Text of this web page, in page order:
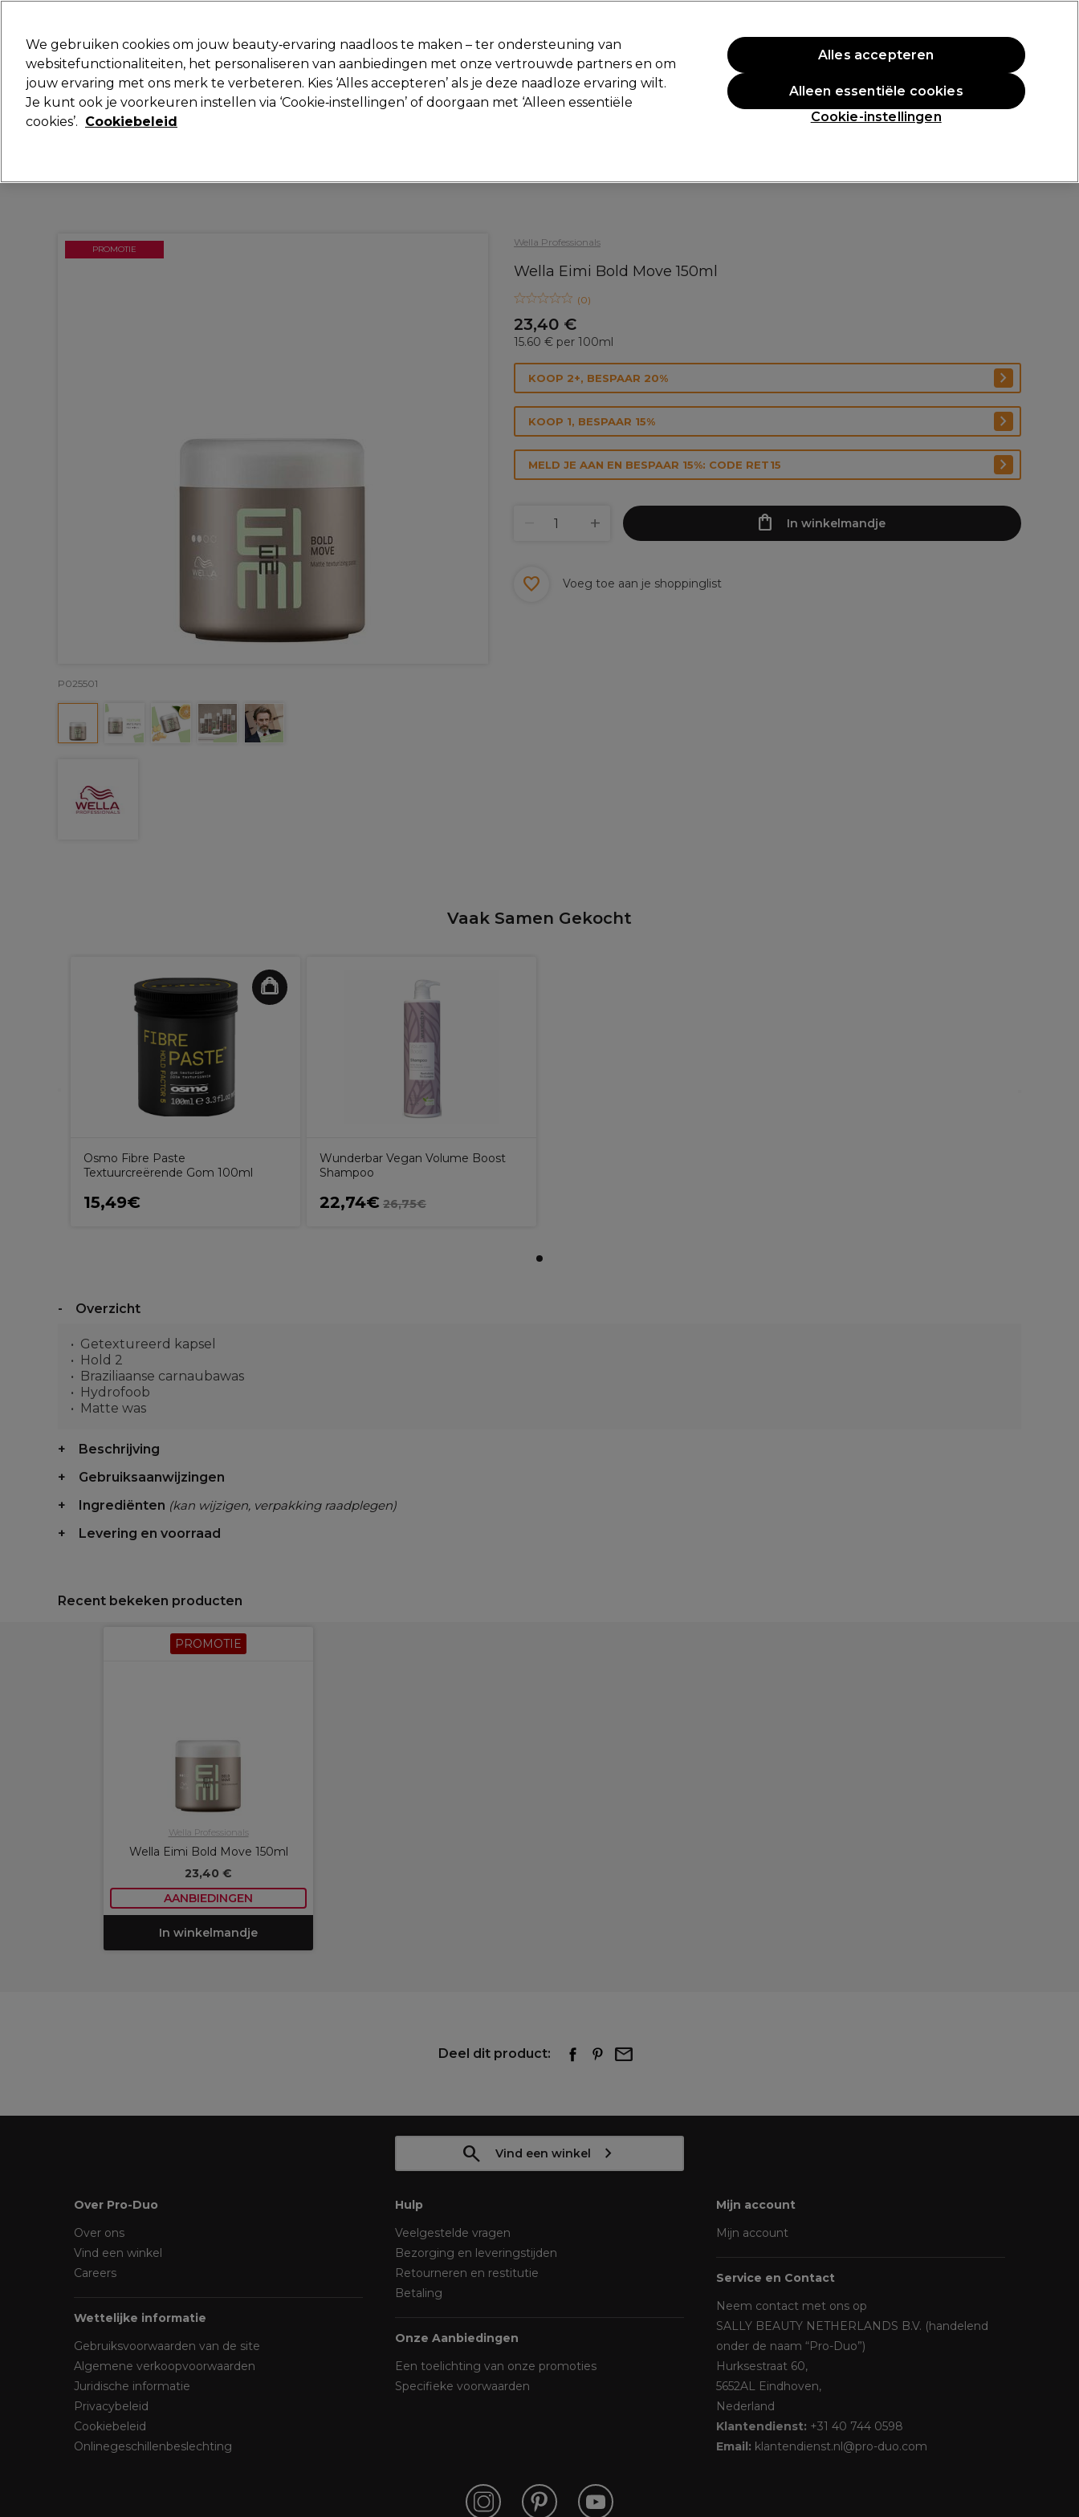
Aanmelden
Merken Deals Haar Elektra Beauty Salon interieur Mannen Vegan Nieuwe producten Professionele Awards
Volgende dag geleverd*
Wella Professionals
Wella Eimi Bold Move 150ml
(0)
23,40 €
15.60 € per 100ml
PROMOTIE
P025501
KOOP 2+, BESPAAR 20%
KOOP 1, BESPAAR 15%
MELD JE AAN EN BESPAAR 15%: CODE RET15
In winkelmandje
Voeg toe aan je shoppinglist
Vaak Samen Gekocht
Osmo Fibre Paste
Textuurcreërende Gom 100ml
15,49€
Wunderbar Vegan Volume Boost
Shampoo
22,74€ 26,75€
Overzicht
Getextureerd kapsel
Hold 2
Braziliaanse carnaubawas
Hydrofoob
Matte was
Beschrijving
Gebruiksaanwijzingen
Ingrediënten (kan wijzigen, verpakking raadplegen)
Levering en voorraad
Recent bekeken producten
PROMOTIE
Wella Professionals
Wella Eimi Bold Move 150ml
23,40 €
AANBIEDINGEN
In winkelmandje
Deel dit product:
Vind een winkel
Over Pro-Duo
Over ons
Vind een winkel
Careers
Wettelijke informatie
Gebruiksvoorwaarden van de site
Algemene verkoopvoorwaarden
Juridische informatie
Privacybeleid
Cookiebeleid
Onlinegeschillenbeslechting
Hulp
Veelgestelde vragen
Bezorging en leveringstijden
Retourneren en restitutie
Betaling
Onze Aanbiedingen
Een toelichting van onze promoties
Specifieke voorwaarden
Mijn account
Mijn account
Service en Contact
Neem contact met ons op
SALLY BEAUTY NETHERLANDS B.V. (handelend
onder de naam “Pro-Duo”)
Hurksestraat 60,
5652AL Eindhoven,
Nederland
Klantendienst: +31 40 744 0598
Email: klantendienst.nl@pro-duo.com
We gebruiken cookies om jouw beauty‑ervaring naadloos te maken – ter ondersteuning van
websitefunctionaliteiten, het personaliseren van aanbiedingen met onze vertrouwde partners en om
jouw ervaring met ons merk te verbeteren. Kies ‘Alles accepteren’ als je deze naadloze ervaring wilt.
Je kunt ook je voorkeuren instellen via ‘Cookie‑instellingen’ of doorgaan met ‘Alleen essentiële
cookies’. Cookiebeleid Cookie-instellingen
Alleen essentiële cookies
Alles accepteren